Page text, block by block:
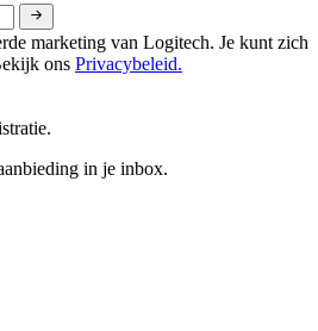
marketing van Logitech. Je kunt zich
ons Privacybeleid.
in je inbox.